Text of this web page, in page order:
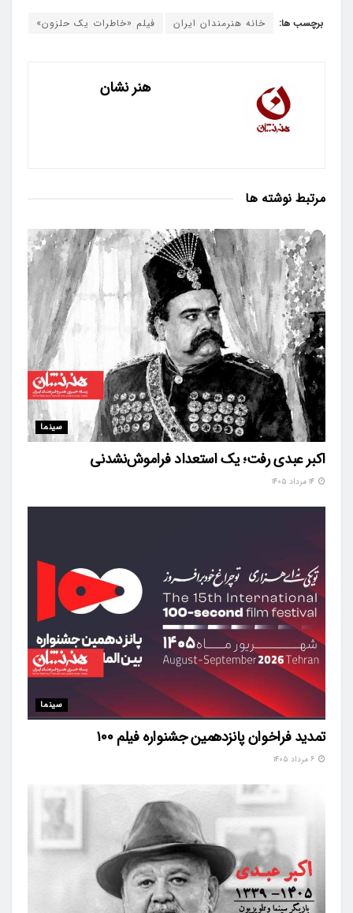
برچسب ها: خانه هنرمندان ایران فیلم «خاطرات یک حلزون»
هنر نشان
مرتبط نوشته ها
سینما
اکبر عبدی رفت؛ یک استعداد فراموش‌نشدنی
سینما
تمدید فراخوان پانزدهمین جشنواره فیلم ۱۰۰